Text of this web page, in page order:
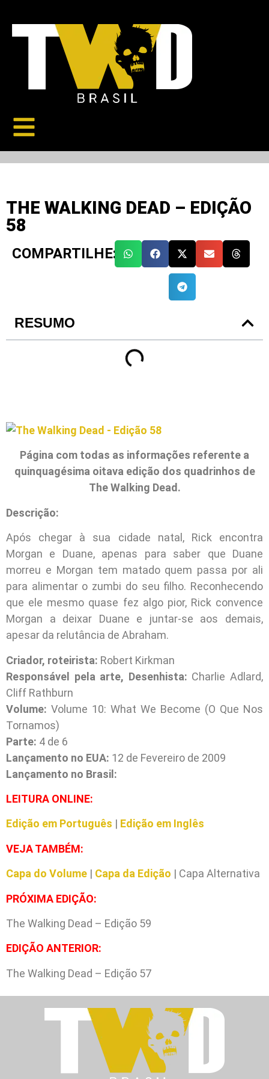
THE WALKING DEAD – EDIÇÃO
58
COMPARTILHE:
RESUMO
Página com todas as informações referente a
quinquagésima oitava edição dos quadrinhos de
The Walking Dead.
Descrição:
Após chegar à sua cidade natal, Rick encontra
Morgan e Duane, apenas para saber que Duane
morreu e Morgan tem matado quem passa por ali
para alimentar o zumbi do seu filho. Reconhecendo
que ele mesmo quase fez algo pior, Rick convence
Morgan a deixar Duane e juntar-se aos demais,
apesar da relutância de Abraham.
Criador, roteirista: Robert Kirkman
Responsável pela arte, Desenhista: Charlie Adlard,
Cliff Rathburn
Volume: Volume 10: What We Become (O Que Nos
Tornamos)
Parte: 4 de 6
Lançamento no EUA: 12 de Fevereiro de 2009
Lançamento no Brasil:
LEITURA ONLINE:
Edição em Português | Edição em Inglês
VEJA TAMBÉM:
Capa do Volume | Capa da Edição | Capa Alternativa
PRÓXIMA EDIÇÃO:
The Walking Dead – Edição 59
EDIÇÃO ANTERIOR:
The Walking Dead – Edição 57